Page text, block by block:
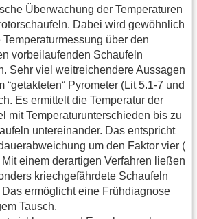
Überwachung der Temperaturen
Dabei wird gewöhnlich
über den
vorbeilaufenden Schaufeln
Sehr viel weitreichendere Aussagen
“getakteten“ Pyrometer (Lit 5.1-7 und
Es ermittelt die Temperatur der
mit Temperaturunterschieden bis zu
untereinander. Das entspricht
um den Faktor vier (
Mit einem derartigen Verfahren ließen
kriechgefährdete Schaufeln
ermöglicht eine Frühdiagnose
Tausch.